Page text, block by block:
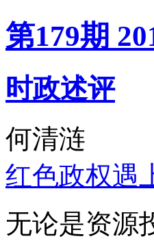
第179期
时政述评
何清涟
红色政权遇
无论是资源